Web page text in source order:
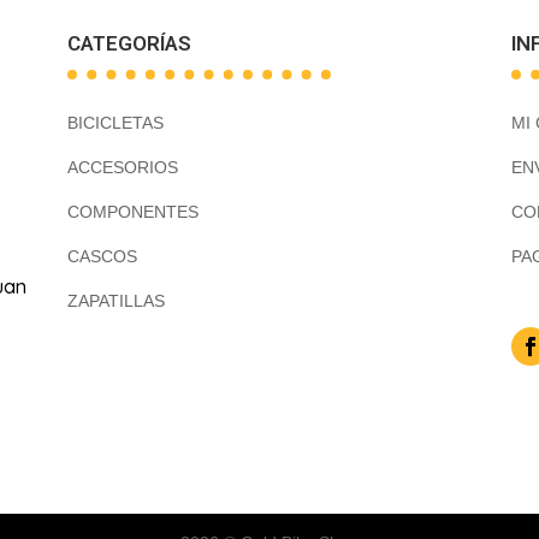
CATEGORÍAS
BICICLETAS
ACCESORIOS
COMPONENTES
CASCOS
ZAPATILLAS
MI